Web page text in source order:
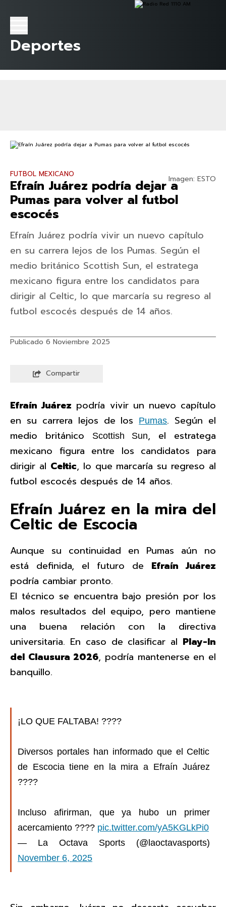
Deportes
Imagen: ESTO
FUTBOL MEXICANO
Efraín Juárez podría dejar a
Pumas para volver al futbol
escocés
Efraín Juárez podría vivir un nuevo capítulo
en su carrera lejos de los Pumas. Según el
medio británico Scottish Sun, el estratega
mexicano figura entre los candidatos para
dirigir al Celtic, lo que marcaría su regreso al
futbol escocés después de 14 años.
Publicado 6 Noviembre 2025
Compartir
Efraín Juárez podría vivir un nuevo capítulo
en su carrera lejos de los
Pumas. Según el
medio británico
Scottish Sun, el estratega
mexicano figura entre los candidatos para
dirigir al Celtic, lo que marcaría su regreso al
futbol escocés después de 14 años.
Efraín Juárez en la mira del
Celtic de Escocia
Aunque su continuidad en Pumas aún no
está definida, el futuro de Efraín Juárez
podría cambiar pronto.
El técnico se encuentra bajo presión por los
malos resultados del equipo, pero mantiene
una buena relación con la directiva
universitaria. En caso de clasificar al Play-In
del Clausura 2026, podría mantenerse en el
banquillo.
¡LO QUE FALTABA! ????
Diversos portales han informado que el Celtic
de Escocia tiene en la mira a Efraín Juárez
????
Incluso afirirman, que ya hubo un primer
acercamiento ???? pic.twitter.com/yA5KGLkPi0
— La Octava Sports (@laoctavasports)
November 6, 2025